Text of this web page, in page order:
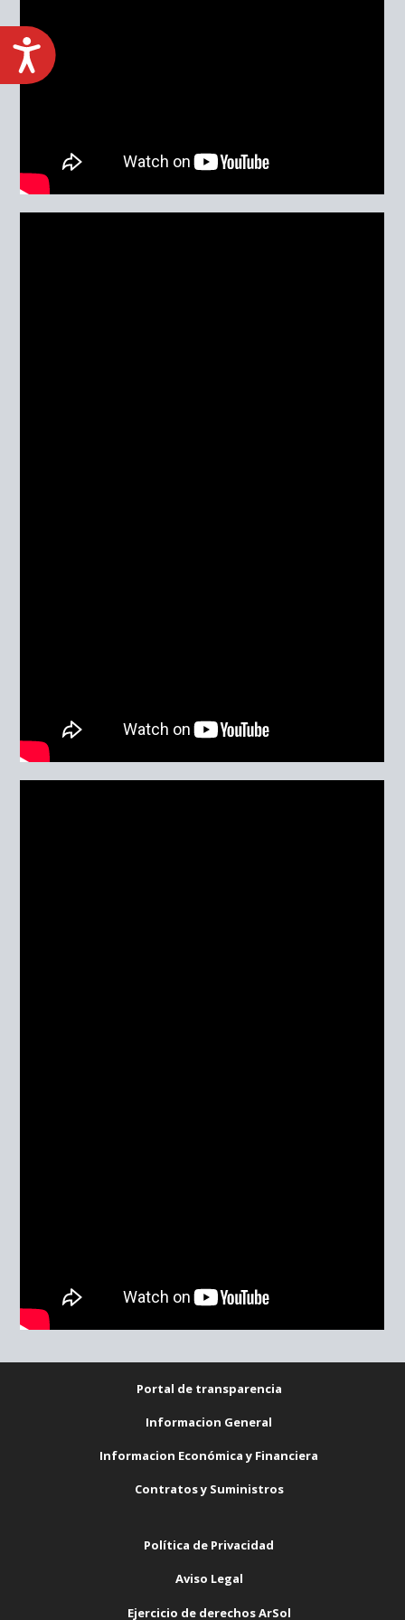
ACCESIBILIDAD
Portal de transparencia
Informacion General
Informacion Económica y Financiera
Contratos y Suministros
Política de Privacidad
Aviso Legal
Ejercicio de derechos ArSol